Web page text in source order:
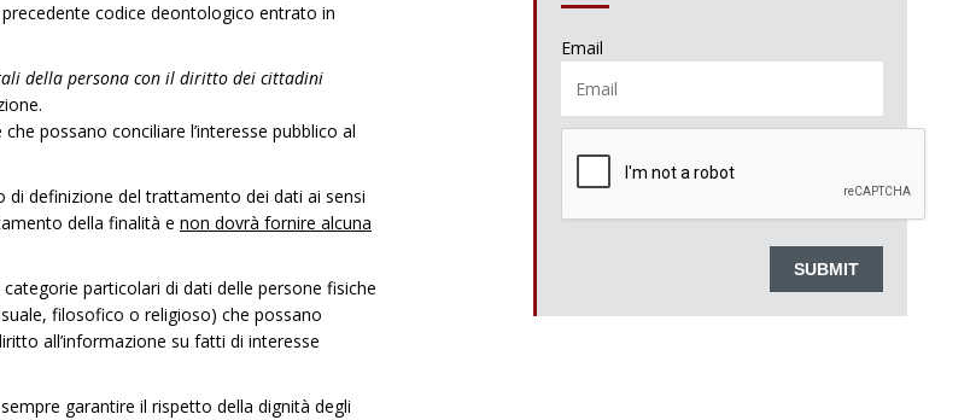
codice deontologico entrato in
della persona con il diritto dei cittadini
possano conciliare l’interesse pubblico al
di definizione del trattamento dei dati ai sensi
della finalità e non dovrà fornire alcuna
particolari di dati delle persone fisiche
filosofico o religioso) che possano
all’informazione su fatti di interesse
garantire il rispetto della dignità degli
Email